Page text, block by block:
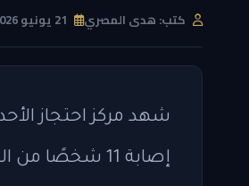
كتب: هدى المصري
شهد مركز احتجاز
إصابة 11 شخصًا من العاملين والقاصرين المحتجزين، وفقًا لما أعلنته الشرطة يوم الأحد.